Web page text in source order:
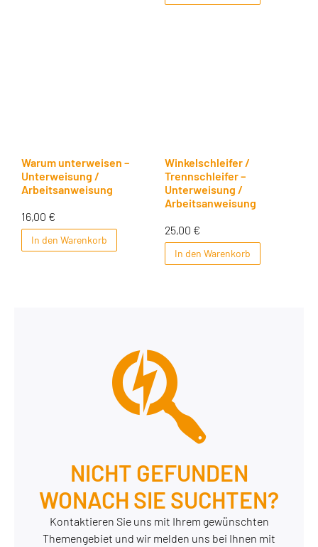
Warum unterweisen –
Unterweisung /
Arbeitsanweisung
16,00 €
In den Warenkorb
Winkelschleifer /
Trennschleifer –
Unterweisung /
Arbeitsanweisung
25,00 €
In den Warenkorb
NICHT GEFUNDEN
WONACH SIE SUCHTEN?
Kontaktieren Sie uns mit Ihrem gewünschten
Themengebiet und wir melden uns bei Ihnen mit